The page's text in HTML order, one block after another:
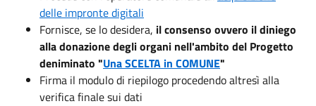
delle impronte digitali
Fornisce, se lo desidera, il consenso ovvero il diniego
alla donazione degli organi nell'ambito del Progetto
deniminato "Una SCELTA in COMUNE"
Firma il modulo di riepilogo procedendo altresì alla
verifica finale sui dati